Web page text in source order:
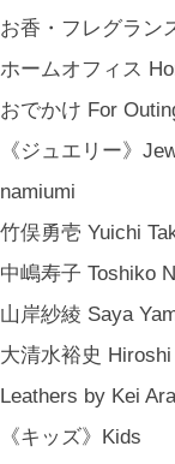
お香・フレグラン
ホームオフィス
おでかけ For
《ジュエリー》
namiumi
竹俣勇壱 Yuichi
中嶋寿子 Toshiko
山岸紗綾 Saya
大清水裕史
Leathers by Kei
《キッズ》Kids